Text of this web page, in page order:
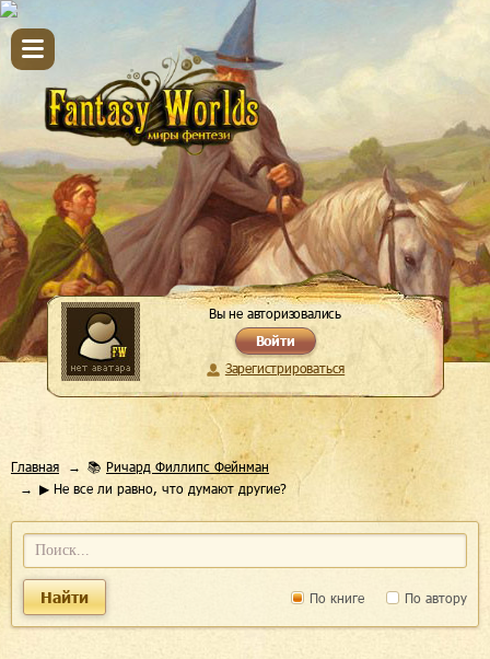
Вы не авторизовались
Войти
Зарегистрироваться
Главная 📚 Ричард Филлипс Фейнман
▶ Не все ли равно, что думают другие?
По книге По автору
Найти